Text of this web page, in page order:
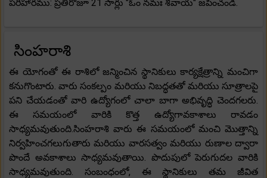
పరిహారము: ప్రతిరోజూ 21 సార్లు "ఓం నమః శివాయ" జపించండి.
సింహరాశి
ఈ యోగంతో ఈ రాశిలో జన్మించిన స్థానికులు కార్యక్షేత్రాన్ని మంచిగా
కనుగొంటారు. వారు సంకల్పం మరియు నిబద్ధతతో మరియు సూత్రాలపై
పని చేయడంతో వారి ఉద్యోగంలో చాలా బాగా అభివృద్ధి చెందగలరు.
ఈ సమయంలో వారికి కొత్త ఉద్యోగావకాశాలు రావడం
సాధ్యమవుతుంది.సింహరాశి వారు ఈ సమయంలో మంచి మొత్తాన్ని
నిర్వహించగలుగుతారు మరియు వారసత్వం మరియు రుణాల ద్వారా
పొందే అవకాశాలు సాధ్యమవుతాయి. పొదుపులో పెరుగుదల వారికి
సాధ్యమవుతుంది. సంబంధంలో, ఈ స్థానికులు తమ జీవిత